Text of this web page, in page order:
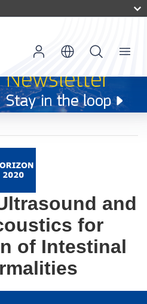
Menu
and
for
of Intestinal